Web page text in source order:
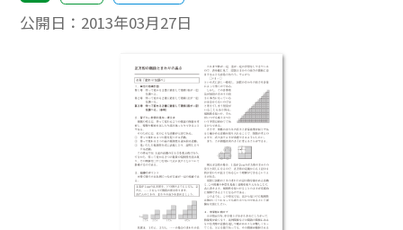
公開日： 2013年03月27日